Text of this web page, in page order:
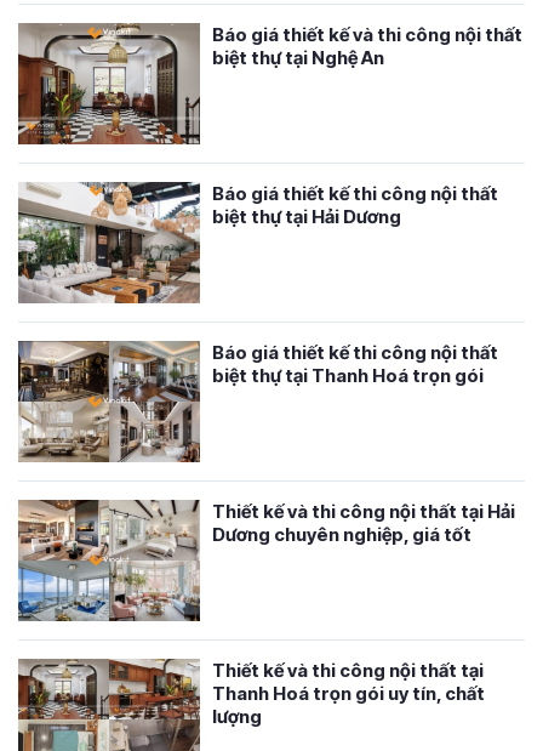
Báo giá thiết kế và thi công nội thất
biệt thự tại Nghệ An
Báo giá thiết kế thi công nội thất
biệt thự tại Hải Dương
Báo giá thiết kế thi công nội thất
biệt thự tại Thanh Hoá trọn gói
Thiết kế và thi công nội thất tại Hải
Dương chuyên nghiệp, giá tốt
Thiết kế và thi công nội thất tại
Thanh Hoá trọn gói uy tín, chất
lượng